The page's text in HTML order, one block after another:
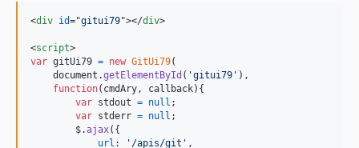
<div id="gitui79"></div>
<script>
var gitUi79 = new GitUi79(
document .getElementById ( 'gitui79' ) ,
function( cmdAry, callback) {
var stdout = null ;
var stderr = null ;
$.ajax( {
url : '/apis/git' ,